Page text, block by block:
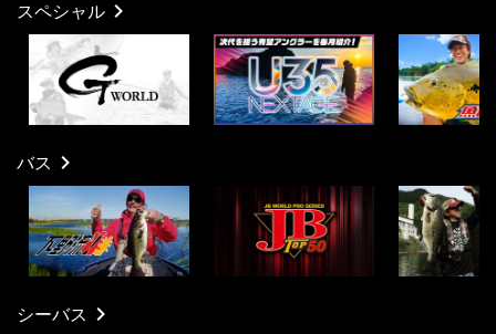
スペシャル
バス
シーバス